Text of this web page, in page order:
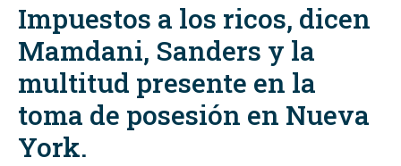
Impuestos a los ricos, dicen
Mamdani, Sanders y la
multitud presente en la
toma de posesión en Nueva
York.